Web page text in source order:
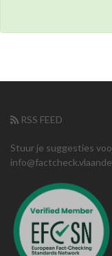
RSS FEED
Stuur je suggesties